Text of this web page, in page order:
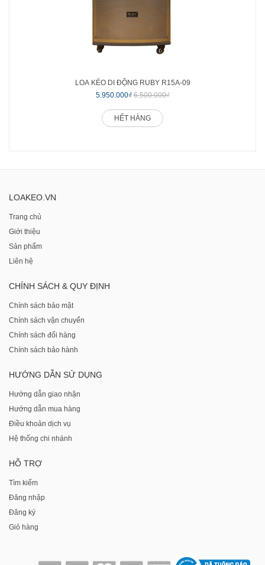
LOA KÉO DI ĐỘNG RUBY R15A-09
5.950.000₫ 6.500.000₫
HẾT HÀNG
LOAKEO.VN
Trang chủ
Giới thiệu
Sản phẩm
Liên hệ
CHÍNH SÁCH & QUY ĐỊNH
Chính sách bảo mật
Chính sách vận chuyển
Chính sách đổi hàng
Chính sách bảo hành
HƯỚNG DẪN SỬ DỤNG
Hướng dẫn giao nhận
Hướng dẫn mua hàng
Điều khoản dịch vụ
Hệ thống chi nhánh
HỖ TRỢ
Tìm kiếm
Đăng nhập
Đăng ký
Giỏ hàng